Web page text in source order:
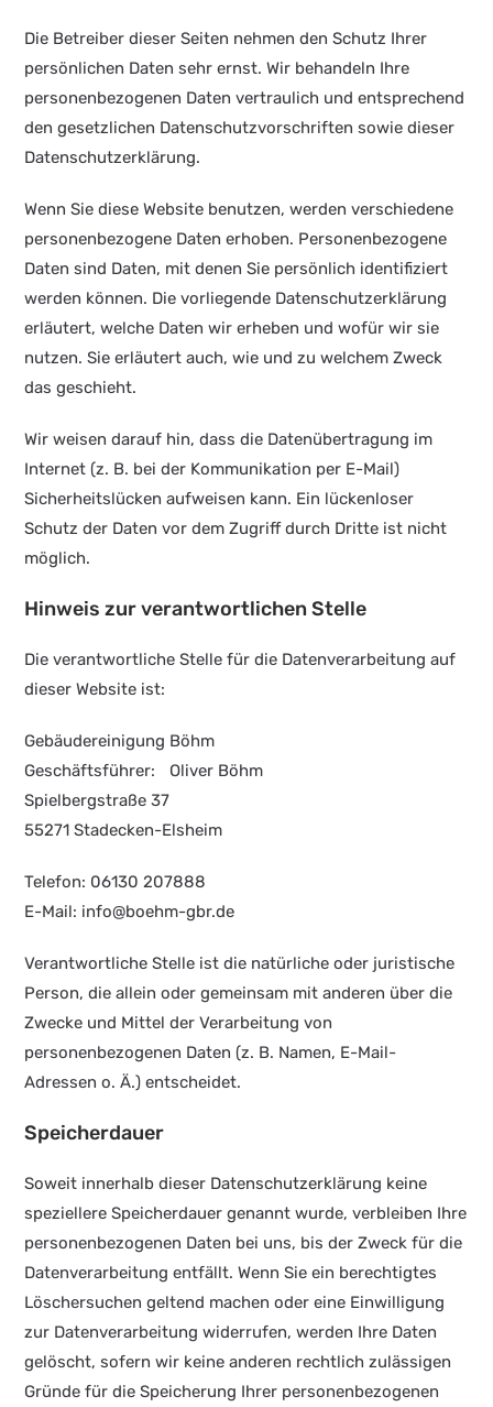
Die Betreiber dieser Seiten nehmen den Schutz Ihrer
persönlichen Daten sehr ernst. Wir behandeln Ihre
personenbezogenen Daten vertraulich und entsprechend
den gesetzlichen Datenschutzvorschriften sowie dieser
Datenschutzerklärung.
Wenn Sie diese Website benutzen, werden verschiedene
personenbezogene Daten erhoben. Personenbezogene
Daten sind Daten, mit denen Sie persönlich identifiziert
werden können. Die vorliegende Datenschutzerklärung
erläutert, welche Daten wir erheben und wofür wir sie
nutzen. Sie erläutert auch, wie und zu welchem Zweck
das geschieht.
Wir weisen darauf hin, dass die Datenübertragung im
Internet (z. B. bei der Kommunikation per E-Mail)
Sicherheitslücken aufweisen kann. Ein lückenloser
Schutz der Daten vor dem Zugriff durch Dritte ist nicht
möglich.
Hinweis zur verantwortlichen Stelle
Die verantwortliche Stelle für die Datenverarbeitung auf
dieser Website ist:
Gebäudereinigung Böhm
Geschäftsführer: Oliver Böhm
Spielbergstraße 37
55271 Stadecken-Elsheim
Telefon: 06130 207888
E-Mail: info@boehm-gbr.de
Verantwortliche Stelle ist die natürliche oder juristische
Person, die allein oder gemeinsam mit anderen über die
Zwecke und Mittel der Verarbeitung von
personenbezogenen Daten (z. B. Namen, E-Mail-
Adressen o. Ä.) entscheidet.
Speicherdauer
Soweit innerhalb dieser Datenschutzerklärung keine
speziellere Speicherdauer genannt wurde, verbleiben Ihre
personenbezogenen Daten bei uns, bis der Zweck für die
Datenverarbeitung entfällt. Wenn Sie ein berechtigtes
Löschersuchen geltend machen oder eine Einwilligung
zur Datenverarbeitung widerrufen, werden Ihre Daten
gelöscht, sofern wir keine anderen rechtlich zulässigen
Gründe für die Speicherung Ihrer personenbezogenen